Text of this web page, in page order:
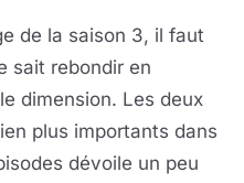
de la saison 3, il faut
sait rebondir en
dimension. Les deux
plus importants dans
dévoile un peu